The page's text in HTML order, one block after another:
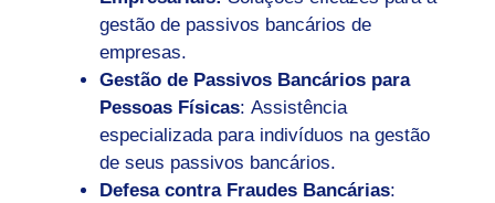
gestão de passivos bancários de
empresas.
Gestão de Passivos Bancários para
Pessoas Físicas: Assistência
especializada para indivíduos na gestão
de seus passivos bancários.
Defesa contra Fraudes Bancárias: